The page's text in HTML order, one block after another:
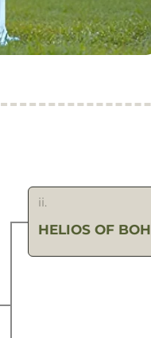
ii.
HELIOS OF